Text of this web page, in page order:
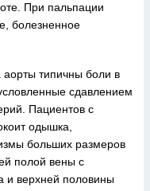
При пальпации
болезненное
типичны боли в
сдавлением
Пациентов с
одышка,
больших размеров
полой вены с
и верхней половины